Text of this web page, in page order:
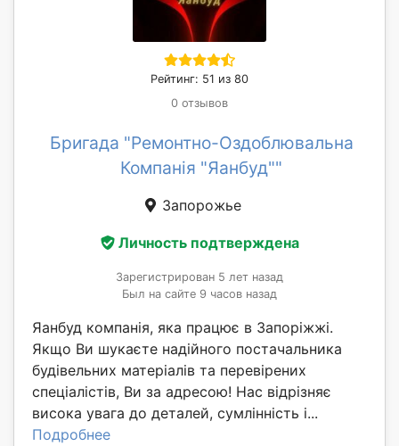
Рейтинг: 51 из 80
0 отзывов
Бригада "Ремонтно-Оздоблювальна
Компанія "Яанбуд""
Запорожье
Личность подтверждена
Зарегистрирован 5 лет назад
Был на сайте 9 часов назад
Яанбуд компанія, яка працює в Запоріжжі.
Якщо Ви шукаєте надійного постачальника
будівельних матеріалів та перевірених
спеціалістів, Ви за адресою! Нас відрізняє
висока увага до деталей, сумлінність і...
Подробнее